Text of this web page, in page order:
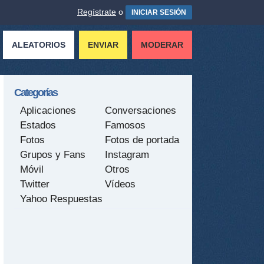
Regístrate o INICIAR SESIÓN
ALEATORIOS ENVIAR MODERAR
Categorías
Aplicaciones
Conversaciones
Estados
Famosos
Fotos
Fotos de portada
Grupos y Fans
Instagram
Móvil
Otros
Twitter
Vídeos
Yahoo Respuestas